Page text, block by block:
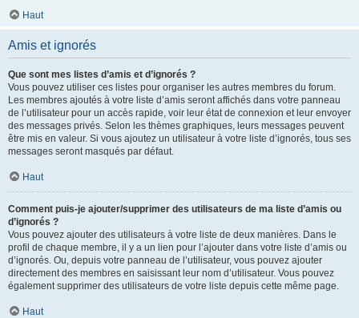
Haut
Amis et ignorés
Que sont mes listes d’amis et d’ignorés ?
Vous pouvez utiliser ces listes pour organiser les autres membres du forum.
Les membres ajoutés à votre liste d’amis seront affichés dans votre panneau
de l’utilisateur pour un accès rapide, voir leur état de connexion et leur envoyer
des messages privés. Selon les thèmes graphiques, leurs messages peuvent
être mis en valeur. Si vous ajoutez un utilisateur à votre liste d’ignorés, tous ses
messages seront masqués par défaut.
Haut
Comment puis-je ajouter/supprimer des utilisateurs de ma liste d’amis ou
d’ignorés ?
Vous pouvez ajouter des utilisateurs à votre liste de deux manières. Dans le
profil de chaque membre, il y a un lien pour l’ajouter dans votre liste d’amis ou
d’ignorés. Ou, depuis votre panneau de l’utilisateur, vous pouvez ajouter
directement des membres en saisissant leur nom d’utilisateur. Vous pouvez
également supprimer des utilisateurs de votre liste depuis cette même page.
Haut